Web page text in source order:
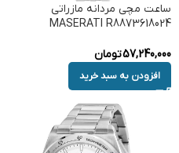
ساعت مچی مردانه مازراتی
MASERATI R8873618024
57,240,000تومان
افزودن به سبد خرید